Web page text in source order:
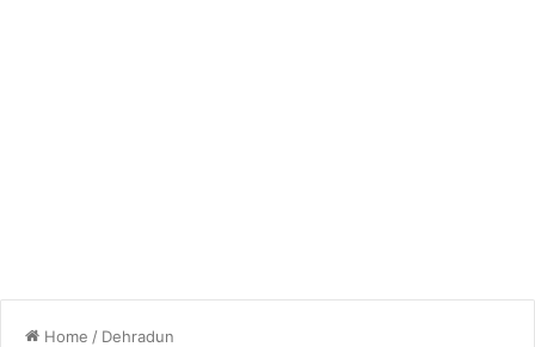
Home / Dehradun